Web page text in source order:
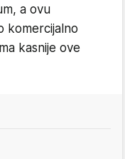
a ovu
komercijalno
kasnije ove